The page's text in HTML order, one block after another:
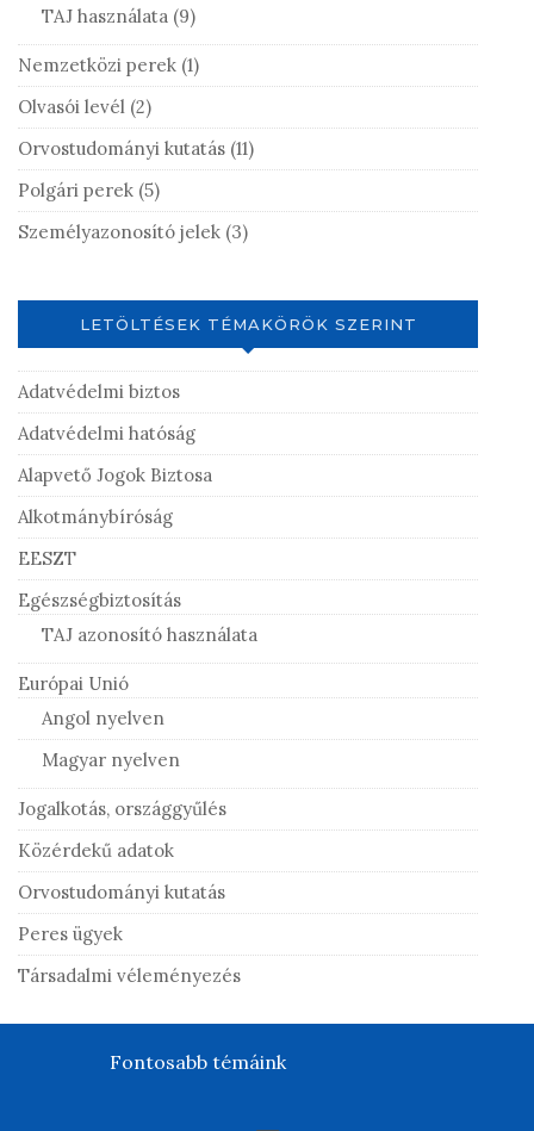
TAJ használata (9)
Nemzetközi perek (1)
Olvasói levél (2)
Orvostudományi kutatás (11)
Polgári perek (5)
Személyazonosító jelek (3)
LETÖLTÉSEK TÉMAKÖRÖK SZERINT
Adatvédelmi biztos
Adatvédelmi hatóság
Alapvető Jogok Biztosa
Alkotmánybíróság
EESZT
Egészségbiztosítás
TAJ azonosító használata
Európai Unió
Angol nyelven
Magyar nyelven
Jogalkotás, országgyűlés
Közérdekű adatok
Orvostudományi kutatás
Peres ügyek
Társadalmi véleményezés
Fontosabb témáink